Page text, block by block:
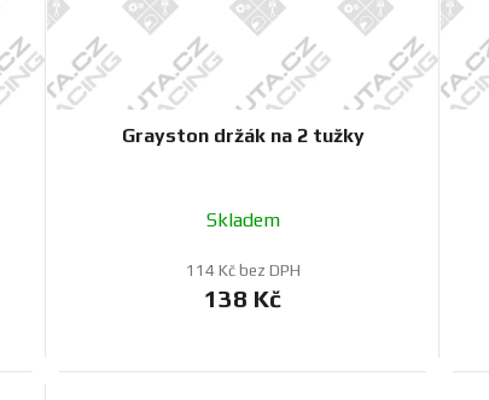
Grayston držák na 2 tužky
Skladem
114 Kč bez DPH
138 Kč